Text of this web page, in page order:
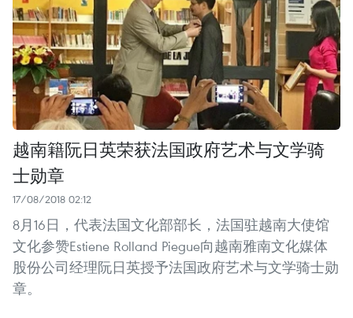
越南籍阮日英荣获法国政府艺术与文学骑
士勋章
17/08/2018 02:12
8月16日，代表法国文化部部长，法国驻越南大使馆
文化参赞Estiene Rolland Piegue向越南雅南文化媒体
股份公司经理阮日英授予法国政府艺术与文学骑士勋
章。